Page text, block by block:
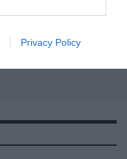
Privacy Policy